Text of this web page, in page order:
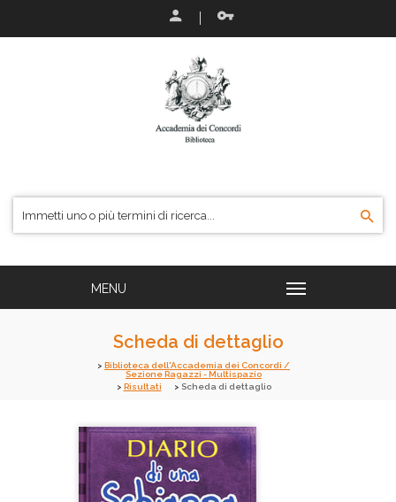
Scheda di dettaglio
Biblioteca dell'Accademia dei Concordi /
Sezione Ragazzi - Multispazio
Risultati
Scheda di dettaglio